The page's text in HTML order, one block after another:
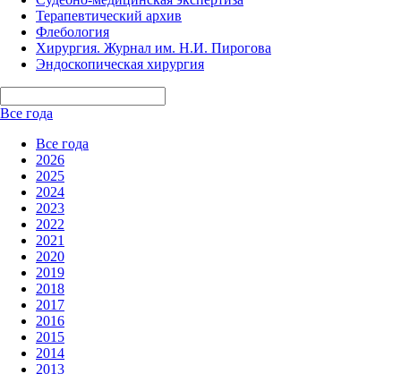
Терапевтический архив
Флебология
Хирургия. Журнал им. Н.И. Пирогова
Эндоскопическая хирургия
Все года
Все года
2026
2025
2024
2023
2022
2021
2020
2019
2018
2017
2016
2015
2014
2013